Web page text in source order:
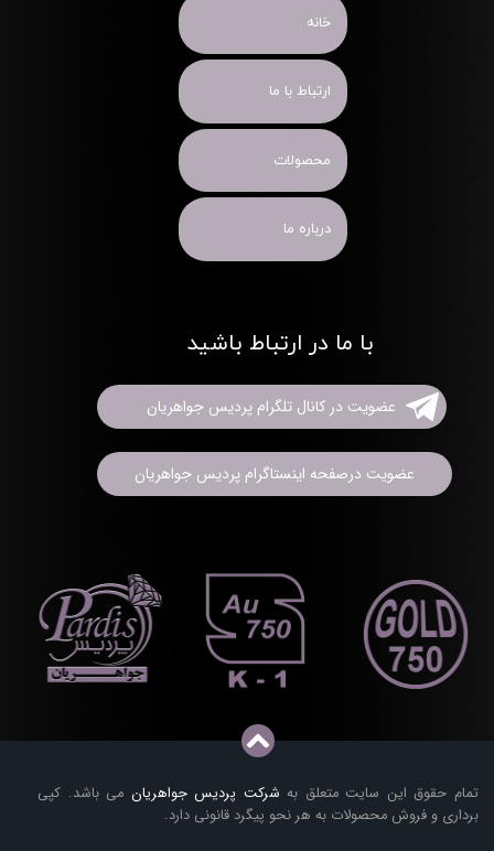
تمام حقوق این سایت متعلق به شرکت پردیس جواهریان می باشد. کپی
برداری و فروش محصولات به هر نحو پیگرد قانونی دارد.
خانه
ارتباط با ما
محصولات
درباره ما
با ما در ارتباط باشید
عضویت در کانال تلگرام پردیس جواهریان
عضویت درصفحه اینستاگرام پردیس جواهریان